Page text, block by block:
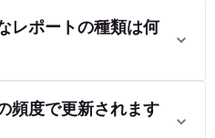
レポートの種類は何
頻度で更新されます